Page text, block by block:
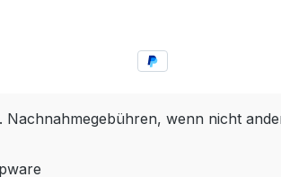
Nachnahmegebühren, wenn nicht